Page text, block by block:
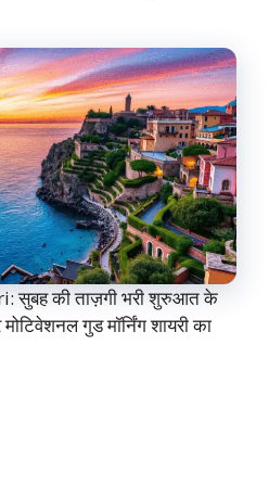
सुबह की ताज़गी भरी शुरुआत के
गुड मॉर्निंग शायरी का